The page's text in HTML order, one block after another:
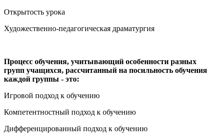
Открытость урока
Художественно-педагогическая драматургия
Процесс обучения, учитывающий особенности разных
групп учащихся, рассчитанный на посильность обучения
каждой группы - это:
Игровой подход к обучению
Компетентностный подход к обучению
Дифференцированный подход к обучению